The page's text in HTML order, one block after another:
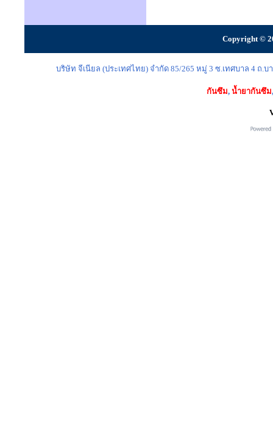
Copyright ©
บริษัท จีเนียล (ประเทศไทย) จำกัด 85/265 หมู่ 3 ซ.เทศบาล 4 ถ.
กันซึม, น้ำยากันซึม